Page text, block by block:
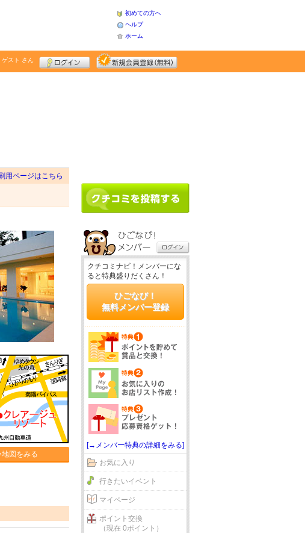
初めての方へ
ヘルプ
ホーム
ゲスト さん
用ページはこちら
図をみる
クチコミナビ！メンバーにな
ると特典盛りだくさん！
ひごなび！
無料メンバー登録
[→メンバー特典の詳細をみる]
お気に入り
行きたいイベント
マイページ
ポイント交換
（現在 0ポイント）